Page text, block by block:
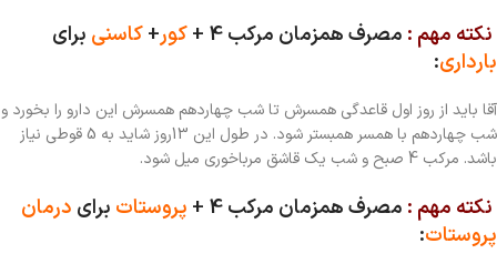
نکته مهم : مصرف همزمان مرکب 4 + کور+کاسنی برای
بارداری:
آقا باید از روز اول قاعدگی همسرش تا شب چهاردهم همسرش این دارو را بخورد و
شب چهاردهم با همسر همبستر شود. در طول این 13روز شاید به 5 قوطی نیاز
باشد. مرکب 4 صبح و شب یک قاشق مرباخوری میل شود.
نکته مهم : مصرف همزمان مرکب 4 + پروستات برای درمان
پروستات: